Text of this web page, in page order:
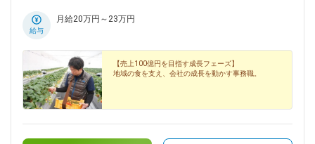
給与
月給20万円～23万円
【売上100億円を目指す成長フェーズ】
地域の食を支え、会社の成長を動かす事務職。